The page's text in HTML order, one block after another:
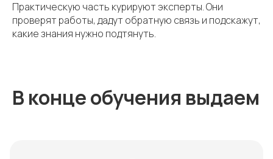
Практическую часть курируют эксперты. Они
проверят работы, дадут обратную связь и подскажут,
какие знания нужно подтянуть.
В конце обучения выдаем